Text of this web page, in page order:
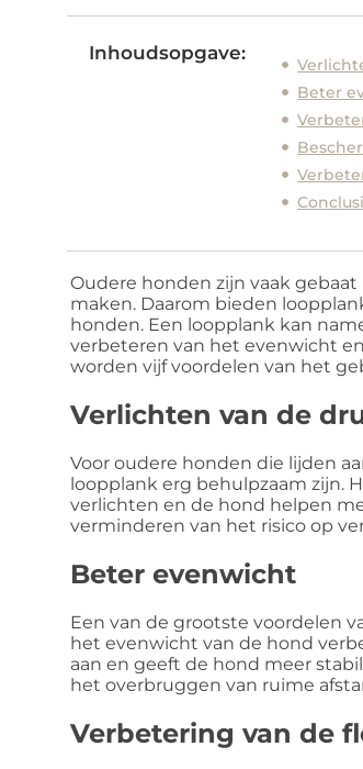
Inhoudsopgave:
Beter
Oudere honden zijn vaak
maken. Daarom bieden
honden. Een loopplank kan
verbeteren van het evenwicht
worden vijf voordelen van het
Verlichten van de
Voor oudere honden die lijden
loopplank erg behulpzaam zijn.
verlichten en de hond helpen
verminderen van het risico op
Beter evenwicht
Een van de grootste voordelen
het evenwicht van de hond
aan en geeft de hond meer
het overbruggen van ruime
Verbetering van de